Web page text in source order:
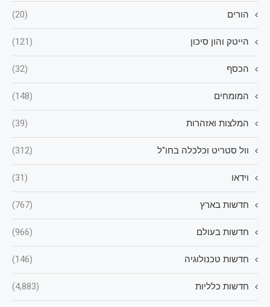
הורים (20)
הייטק והון סיכון (121)
הכסף (32)
המומחים (148)
המלצות ואזהרות (39)
וול סטריט וכלכלה בחו"ל (312)
וידאו (31)
חדשות בארץ (767)
חדשות בעולם (966)
חדשות טכנולוגיה (146)
חדשות כלליות (4,883)